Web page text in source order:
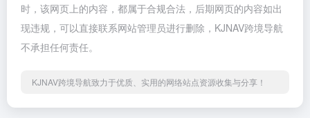
时，该网页上的内容，都属于合规合法，后期网页的内容如出
现违规，可以直接联系网站管理员进行删除，KJNAV跨境导航
不承担任何责任。
KJNAV跨境导航致力于优质、实用的网络站点资源收集与分享！